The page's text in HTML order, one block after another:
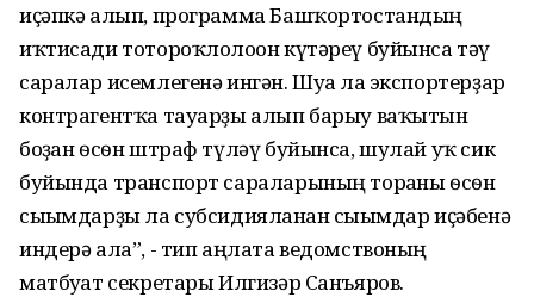
иҫәпкә алып, программа Башҡортостандың
иҡтисади тотороҡлолоғон күтәреү буйынса тәү
саралар исемлегенә ингән. Шуға ла экспортерҙар
контрагентҡа тауарҙы алып барыу ваҡытын
боҙған ѳсѳн штраф түләү буйынса, шулай уҡ сик
буйында транспорт сараларының торғаны ѳсѳн
сығымдарҙы ла субсидияланған сығымдар иҫәбенә
индерә ала”, - тип аңлата ведомствоның
матбуғат секретары Илгизәр Санъяров.